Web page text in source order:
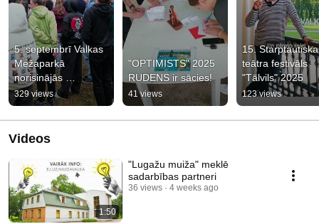
5. septembrī Valkas
Mežaparkā
norisinājās
izglītojošs pasākums
Meža diena 2025. 🌲
329 views
"OPTIMISTS" 2025
RUDENS ir sācies!
41 views
15.
teātra festivāls
"Tālvils" 2025
123 views
Videos
1:50
"Lugažu muiža" meklē
sadarbības partneri
36 views 4 weeks ago